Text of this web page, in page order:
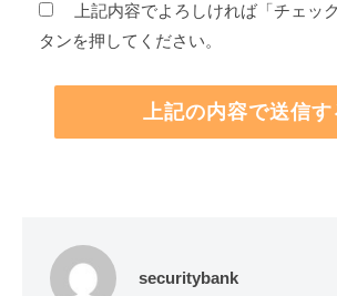
上記内容でよろしければ「チェッ
タンを押してください。
securitybank